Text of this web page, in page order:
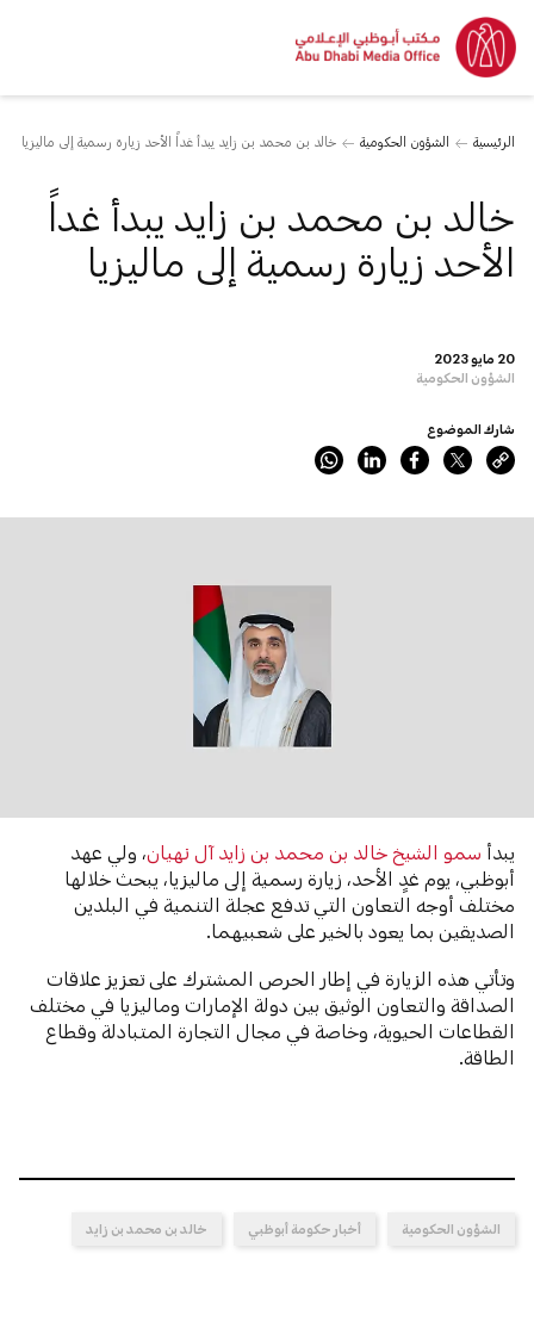
الرئيسية الشؤون الحكومية خالد بن محمد بن زايد يبدأ غداً الأحد زيارة رسمية إلى ماليزيا
20 مايو 2023
الشؤون الحكومية
خالد بن محمد بن زايد يبدأ غداً
الأحد زيارة رسمية إلى ماليزيا
شارك الموضوع
يبدأ سمو الشيخ خالد بن محمد بن زايد آل نهيان، ولي عهد
أبوظبي، يوم غدٍ الأحد، زيارة رسمية إلى ماليزيا، يبحث خلالها
مختلف أوجه التعاون التي تدفع عجلة التنمية في البلدين
الصديقين بما يعود بالخير على شعبيهما.
وتأتي هذه الزيارة في إطار الحرص المشترك على تعزيز علاقات
الصداقة والتعاون الوثيق بين دولة الإمارات وماليزيا في مختلف
القطاعات الحيوية، وخاصة في مجال التجارة المتبادلة وقطاع
الطاقة.
الشؤون الحكومية أخبار حكومة أبوظبي خالد بن محمد بن زايد